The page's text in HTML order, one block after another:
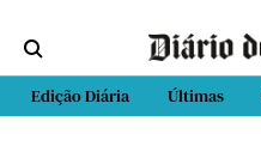
Edição Diária Últimas